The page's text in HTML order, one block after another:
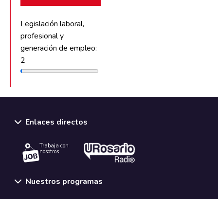
Legislación laboral,
profesional y
generación de empleo:
2
Enlaces directos
Trabaja con
nosotros.
Nuestros programas